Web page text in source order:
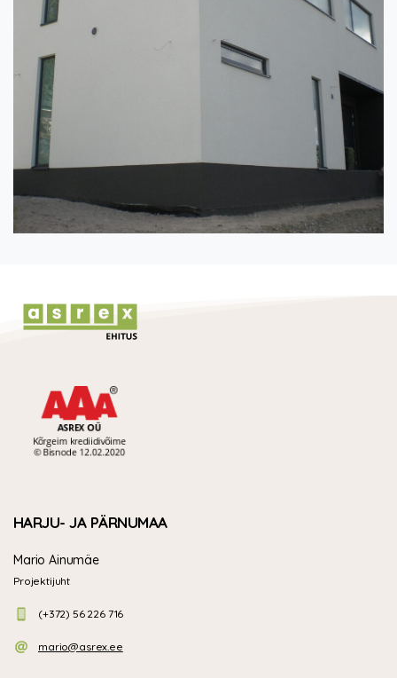
Reading
HARJU- JA PÄRNUMAA
Mario Ainumäe
Projektijuht
(+372) 56 226 716
mario@asrex.ee